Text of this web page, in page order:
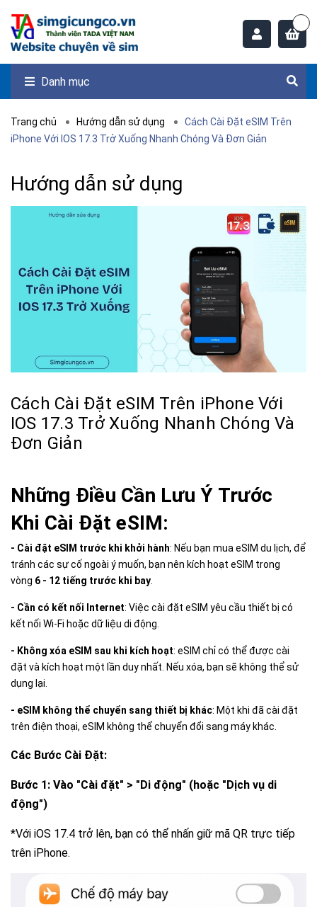
Danh mục
Trang chủ Hướng dẫn sử dụng
Cách Cài Đặt eSIM Trên
iPhone Với IOS 17.3 Trở Xuống Nhanh Chóng Và Đơn Giản
Hướng dẫn sử dụng
Cách Cài Đặt eSIM Trên iPhone Với
IOS 17.3 Trở Xuống Nhanh Chóng Và
Đơn Giản
Những Điều Cần Lưu Ý Trước
Khi Cài Đặt eSIM:
- Cài đặt eSIM trước khi khởi hành: Nếu bạn mua eSIM du lịch, để
tránh các sự cố ngoài ý muốn, bạn nên kích hoạt eSIM trong
vòng 6 - 12 tiếng trước khi bay
- Cần có kết nối Internet: Việc cài đặt eSIM yêu cầu thiết bị có
kết nối Wi-Fi hoặc dữ liệu di động.
- Không xóa eSIM sau khi kích hoạt: eSIM chỉ có thể được cài
đặt và kích hoạt một lần duy nhất. Nếu xóa, bạn sẽ không thể sử
dụng lại.
- eSIM không thể chuyển sang thiết bị khác: Một khi đã cài đặt
trên điện thoại, eSIM không thể chuyển đổi sang máy khác.
Các Bước Cài Đặt:
Bước 1: Vào "Cài đặt" > "Di động" (hoặc "Dịch vụ di
động")
*Với iOS 17.4 trở lên, bạn có thể nhấn giữ mã QR trực tiếp
trên iPhone.